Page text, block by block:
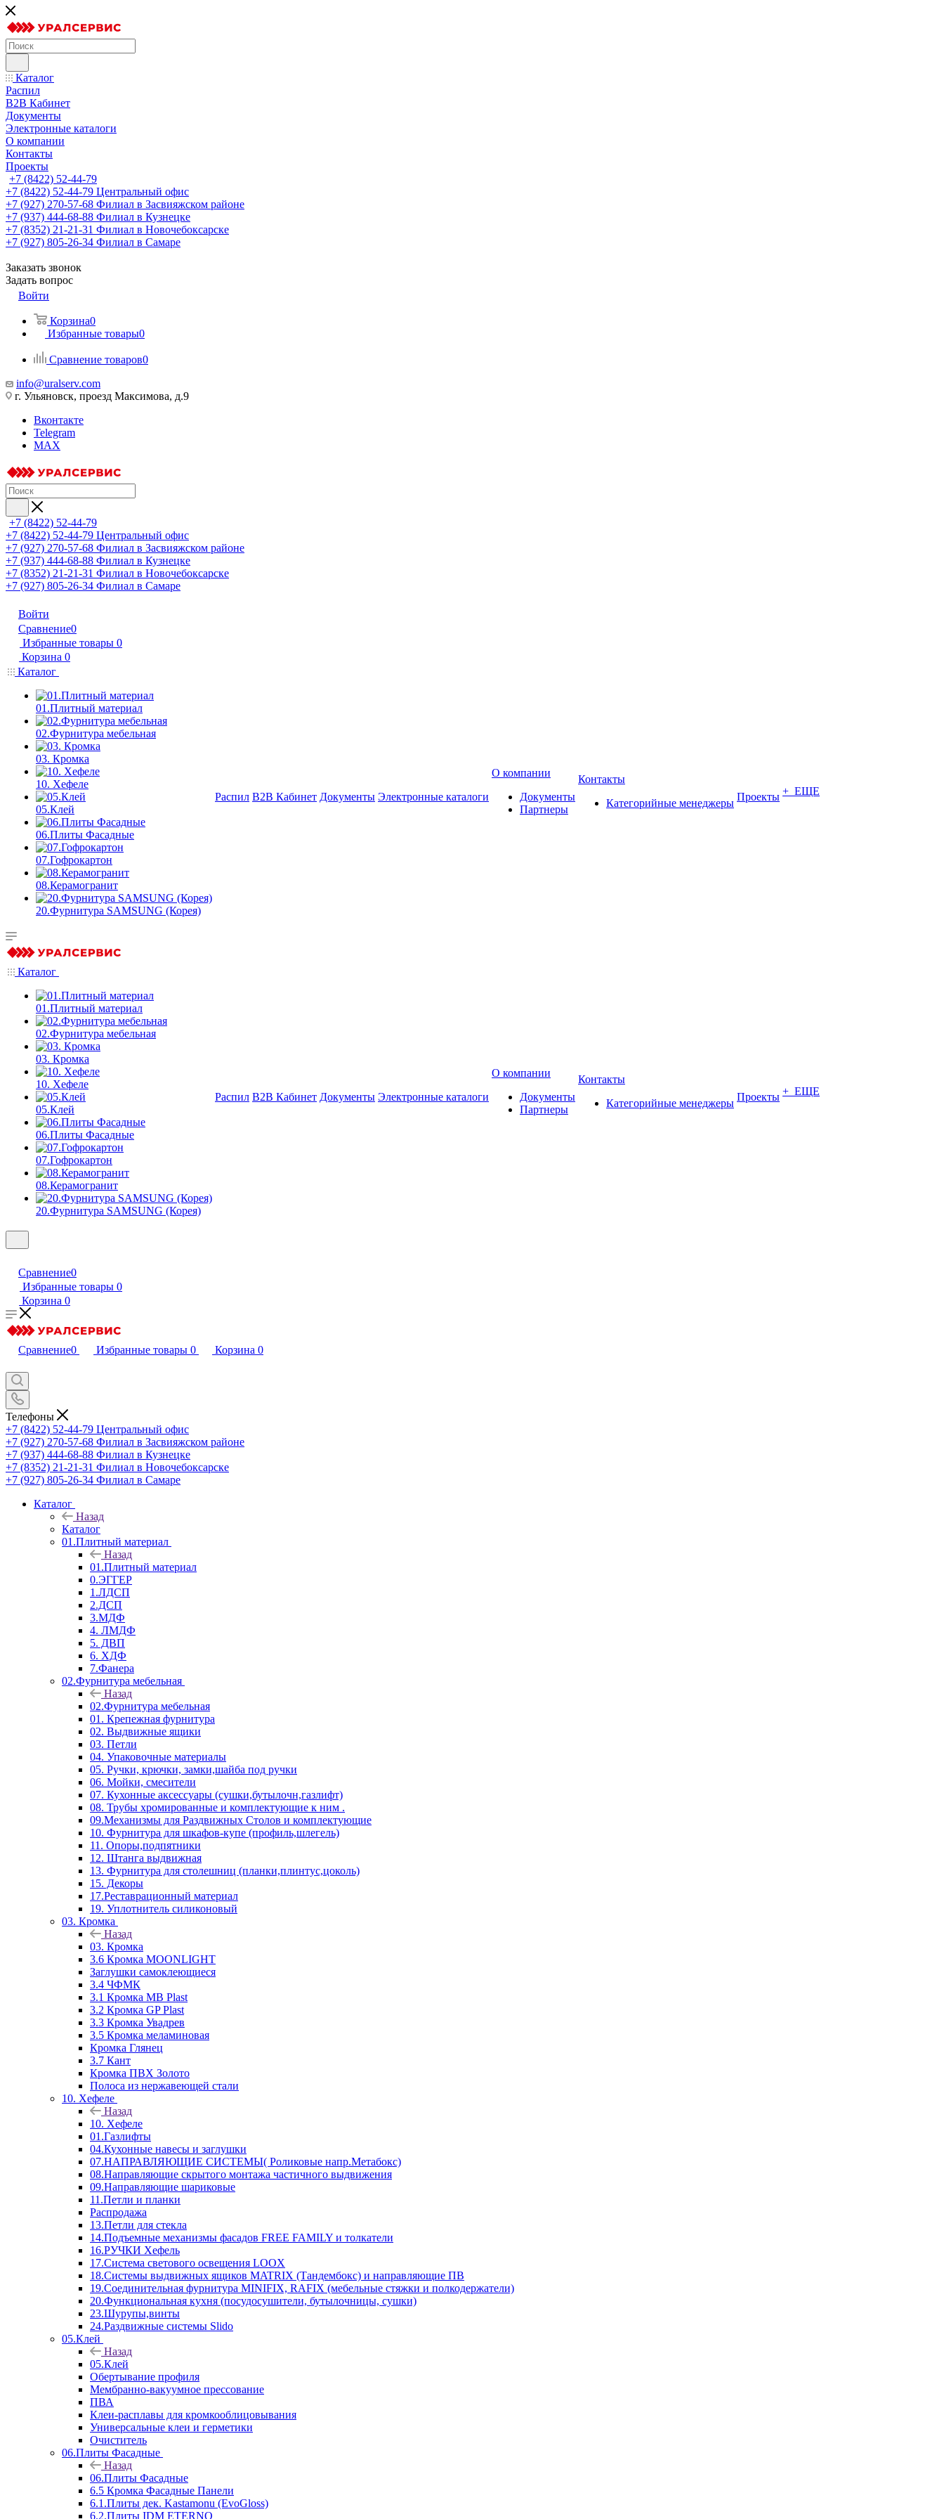
Каталог
Распил
B2B Кабинет
Документы
Электронные каталоги
О компании
Контакты
Проекты
+7 (8422) 52-44-79
+7 (8422) 52-44-79 Центральный офис
+7 (927) 270-57-68 Филиал в Засвияжском районе
+7 (937) 444-68-88 Филиал в Кузнецке
+7 (8352) 21-21-31 Филиал в Новочебоксарске
+7 (927) 805-26-34 Филиал в Самаре
Заказать звонок
Задать вопрос
Войти
Корзина0
Избранные товары0
Сравнение товаров0
info@uralserv.com
г. Ульяновск, проезд Максимова, д.9
Вконтакте
Telegram
MAX
+7 (8422) 52-44-79
+7 (8422) 52-44-79 Центральный офис
+7 (927) 270-57-68 Филиал в Засвияжском районе
+7 (937) 444-68-88 Филиал в Кузнецке
+7 (8352) 21-21-31 Филиал в Новочебоксарске
+7 (927) 805-26-34 Филиал в Самаре
Войти
Сравнение0
Избранные товары 0
Корзина 0
Каталог
01.Плитный материал
02.Фурнитура мебельная
03. Кромка
10. Хефеле
05.Клей
06.Плиты Фасадные
07.Гофрокартон
08.Керамогранит
20.Фурнитура SAMSUNG (Корея)
Распил B2B Кабинет Документы Электронные каталоги
О компании
Документы
Партнеры
Контакты
Категорийные менеджеры
Проекты + ЕЩЕ
Каталог
01.Плитный материал
02.Фурнитура мебельная
03. Кромка
10. Хефеле
05.Клей
06.Плиты Фасадные
07.Гофрокартон
08.Керамогранит
20.Фурнитура SAMSUNG (Корея)
Распил B2B Кабинет Документы Электронные каталоги
О компании
Документы
Партнеры
Контакты
Категорийные менеджеры
Проекты + ЕЩЕ
Сравнение0
Избранные товары 0
Корзина 0
Сравнение0 Избранные товары 0 Корзина 0
Телефоны
+7 (8422) 52-44-79 Центральный офис
+7 (927) 270-57-68 Филиал в Засвияжском районе
+7 (937) 444-68-88 Филиал в Кузнецке
+7 (8352) 21-21-31 Филиал в Новочебоксарске
+7 (927) 805-26-34 Филиал в Самаре
Каталог
Назад
Каталог
01.Плитный материал
Назад
01.Плитный материал
0.ЭГГЕР
1.ЛДСП
2.ДСП
3.МДФ
4. ЛМДФ
5. ДВП
6. ХДФ
7.Фанера
02.Фурнитура мебельная
Назад
02.Фурнитура мебельная
01. Крепежная фурнитура
02. Выдвижные ящики
03. Петли
04. Упаковочные материалы
05. Ручки, крючки, замки,шайба под ручки
06. Мойки, смесители
07. Кухонные аксессуары (сушки,бутылочн,газлифт)
08. Трубы хромированные и комплектующие к ним .
09.Механизмы для Раздвижных Столов и комплектующие
10. Фурнитура для шкафов-купе (профиль,шлегель)
11. Опоры,подпятники
12. Штанга выдвижная
13. Фурнитура для столешниц (планки,плинтус,цоколь)
15. Декоры
17.Реставрационный материал
19. Уплотнитель силиконовый
03. Кромка
Назад
03. Кромка
3.6 Кромка MOONLIGHT
Заглушки самоклеющиеся
3.4 ЧФМК
3.1 Кромка MB Plast
3.2 Кромка GP Plast
3.3 Кромка Увадрев
3.5 Кромка меламиновая
Кромка Глянец
3.7 Кант
Кромка ПВХ Золото
Полоса из нержавеющей стали
10. Хефеле
Назад
10. Хефеле
01.Газлифты
04.Кухонные навесы и заглушки
07.НАПРАВЛЯЮЩИЕ СИСТЕМЫ( Роликовые напр.Метабокс)
08.Направляющие скрытого монтажа частичного выдвижения
09.Направляющие шариковые
11.Петли и планки
Распродажа
13.Петли для стекла
14.Подъемные механизмы фасадов FREE FAMILY и толкатели
16.РУЧКИ Хефель
17.Система светового освещения LOOX
18.Системы выдвижных ящиков MATRIX (Тандембокс) и направляющие ПВ
19.Соединительная фурнитура MINIFIX, RAFIX (мебельные стяжки и полкодержатели)
20.Функциональная кухня (посудосушители, бутылочницы, сушки)
23.Шурупы,винты
24.Раздвижные системы Slido
05.Клей
Назад
05.Клей
Обертывание профиля
Мембранно-вакуумное прессование
ПВА
Клеи-расплавы для кромкооблицовывания
Универсальные клеи и герметики
Очиститель
06.Плиты Фасадные
Назад
06.Плиты Фасадные
6.5 Кромка Фасадные Панели
6.1.Плиты дек. Kastamonu (EvoGloss)
6.2.Плиты IDM ETERNO